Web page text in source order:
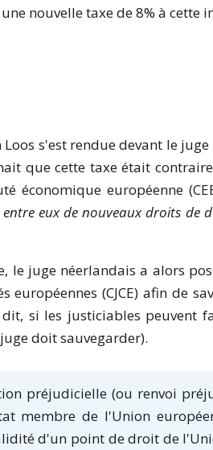
nouvelle taxe de 8% à cette
Loos s'est rendue devant le
que cette taxe était
économique européenne
eux de nouveaux droits
le juge néerlandais a alors
européennes (CJCE) afin de
si les justiciables peuvent
doit sauvegarder).
préjudicielle (ou renvoi
membre de l'Union
d'un point de droit de